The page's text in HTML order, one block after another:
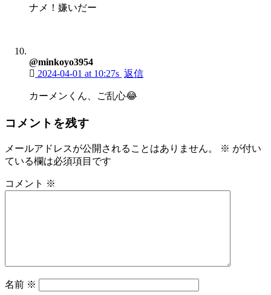
ナメ！嫌いだー
@minkoyo3954
2024-04-01 at 10:27s 返信
カーメンくん、ご乱心😂
コメントを残す
メールアドレスが公開されることはありません。 ※ が付い
ている欄は必須項目です
コメント ※
名前 ※